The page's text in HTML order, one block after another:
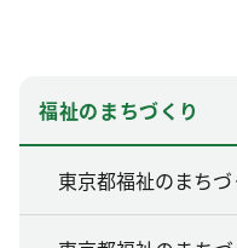
福祉のまちづくり
東京都福祉のまち